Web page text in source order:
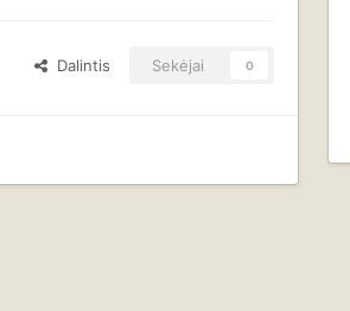
Dalintis Sekėjai 0